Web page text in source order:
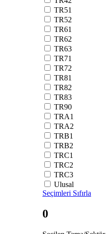
TR51
TR52
TR61
TR62
TR63
TR71
TR72
TR81
TR82
TR83
TR90
TRA1
TRA2
TRB1
TRB2
TRC1
TRC2
TRC3
Ulusal
Seçimleri Sıfırla
0